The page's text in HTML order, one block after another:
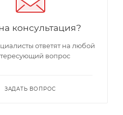
консультация?
ответят на любой
вопрос
ЗАДАТЬ ВОПРОС